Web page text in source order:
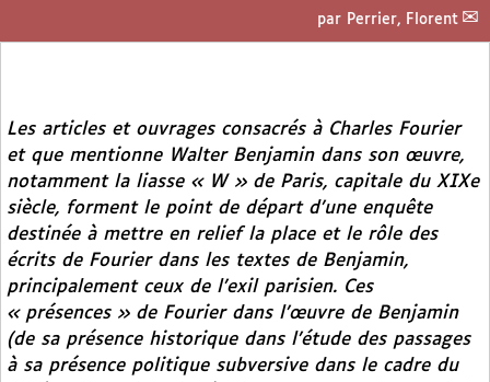
par Perrier, Florent
Les articles et ouvrages consacrés à Charles Fourier
et que mentionne Walter Benjamin dans son œuvre,
notamment la liasse « W » de Paris, capitale du XIXe
siècle, forment le point de départ d’une enquête
destinée à mettre en relief la place et le rôle des
écrits de Fourier dans les textes de Benjamin,
principalement ceux de l’exil parisien. Ces
« présences » de Fourier dans l’œuvre de Benjamin
(de sa présence historique dans l’étude des passages
à sa présence politique subversive dans le cadre du